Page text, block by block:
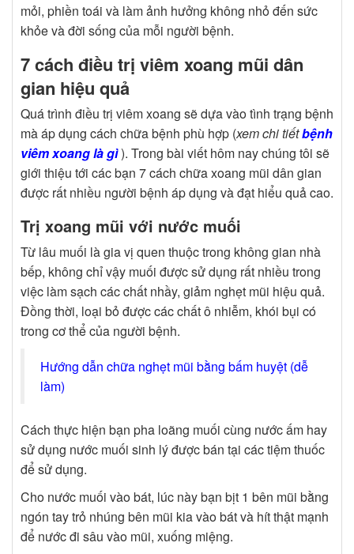
mỏi, phiền toái và làm ảnh hưởng không nhỏ đến sức
khỏe và đời sống của mỗi người bệnh.
7 cách điều trị viêm xoang mũi dân
gian hiệu quả
Quá trình điều trị viêm xoang sẽ dựa vào tình trạng bệnh
mà áp dụng cách chữa bệnh phù hợp (xem chi tiếtbệnh
viêm xoang là gì). Trong bài viết hôm nay chúng tôi sẽ
giới thiệu tới các bạn 7 cách chữa xoang mũi dân gian
được rất nhiều người bệnh áp dụng và đạt hiểu quả cao.
Trị xoang mũi với nước muối
Từ lâu muối là gia vị quen thuộc trong không gian nhà
bếp, không chỉ vậy muối được sử dụng rất nhiều trong
việc làm sạch các chất nhầy, giảm nghẹt mũi hiệu quả.
Đồng thời, loại bỏ được các chất ô nhiễm, khói bụi có
trong cơ thể của người bệnh.
Hướng dẫn chữa nghẹt mũi bằng bấm huyệt (dễ
làm)
Cách thực hiện bạn pha loãng muối cùng nước ấm hay
sử dụng nước muối sinh lý được bán tại các tiệm thuốc
để sử dụng.
Cho nước muối vào bát, lúc này bạn bịt 1 bên mũi bằng
ngón tay trỏ nhúng bên mũi kia vào bát và hít thật mạnh
để nước đi sâu vào mũi, xuống miệng.